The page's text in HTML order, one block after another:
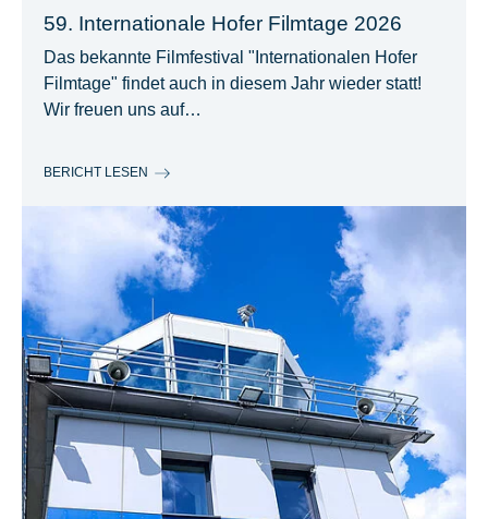
59. Internationale Hofer Filmtage 2026
Das bekannte Filmfestival "Internationalen Hofer
Filmtage" findet auch in diesem Jahr wieder statt!
Wir freuen uns auf…
BERICHT LESEN